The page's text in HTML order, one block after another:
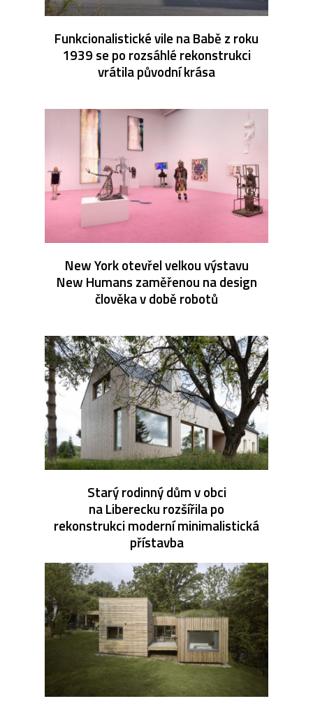
Funkcionalistické vile na Babě z roku
1939 se po rozsáhlé rekonstrukci
vrátila původní krása
New York otevřel velkou výstavu
New Humans zaměřenou na design
člověka v době robotů
Starý rodinný dům v obci
na Liberecku rozšířila po
rekonstrukci moderní minimalistická
přístavba